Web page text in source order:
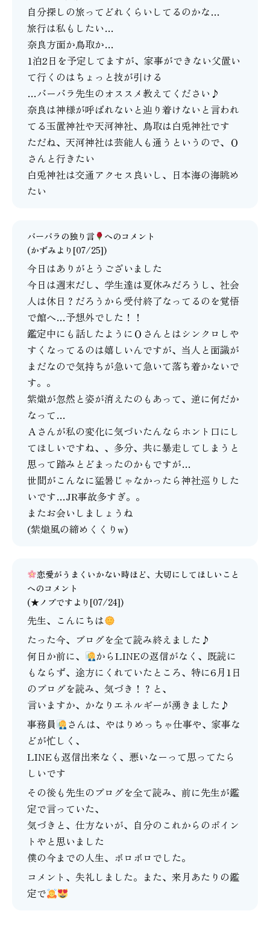
自分探しの旅ってどれくらいしてるのかな…
旅行は私もしたい…
奈良方面か鳥取か…
1泊2日を予定してますが、家事ができない父置い
て行くのはちょっと技が引ける
…バーバラ先生のオススメ教えてください♪
奈良は神様が呼ばれないと辿り着けないと言われ
てる玉置神社や天河神社、鳥取は白兎神社です
ただね、天河神社は芸能人も通うというので、Ｏ
さんと行きたい
白兎神社は交通アクセス良いし、日本海の海眺め
たい
バーバラの独り言
へのコメント
(かずみより[07/25])
今日はありがとうございました
今日は週末だし、学生達は夏休みだろうし、社会
人は休日？だろうから受付終了なってるのを覚悟
で館へ…予想外でした！！
鑑定中にも話したようにＯさんとはシンクロしや
すくなってるのは嬉しいんですが、当人と面識が
まだなので気持ちが急いて急いて落ち着かないで
す。。
紫熾が忽然と姿が消えたのもあって、逆に何だか
なって…
Ａさんが私の変化に気づいたんならホント口にし
てほしいですね、、多分、共に暴走してしまうと
思って踏みとどまったのかもですが…
世間がこんなに猛暑じゃなかったら神社巡りした
いです…JR事故多すぎ。。
またお会いしましょうね
(紫熾風の締めくくりw)
恋愛がうまくいかない時ほど、大切にしてほしいこと
へのコメント
(★ノブですより[07/24])
先生、こんにちは
たった今、ブログを全て読み終えました♪
何日か前に、
からLINEの返信がなく、既読に
もならず、途方にくれていたところ、特に6月1日
のブログを読み、気づき！？と、
言いますか、かなりエネルギーが湧きました♪
事務員
さんは、やはりめっちゃ仕事や、家事な
どが忙しく、
LINEも返信出来なく、悪いなーって思ってたら
しいです
その後も先生のブログを全て読み、前に先生が鑑
定で言っていた、
気づきと、仕方ないが、自分のこれからのポイン
トやと思いました
僕の今までの人生、ボロボロでした。
コメント、失礼しました。また、来月あたりの鑑
定で